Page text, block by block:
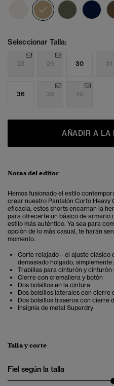
seleccionado
Seleccionar Talla:
28 29 30 31
36 38 40
AÑADIR A LA
Notas del editor
Hemos fusionado el estilo
crear nuestro Pantalón Corto Heavy
eficacia, estos shorts encarnan la
para ofrecerte un básico de armario
estilo más auténtico. Ya sea para
opción de lo más casual, te harán
momento.
Corte relajado – el ajuste clásico
demasiado holgado,
Trabillas para cinturón y cinturón
Cierre con cremallera y botón
Dos bolsillos en la cintura
Dos bolsillos laterales con cierre
Dos bolsillos traseros con cierre
Insignia de metal Superdry
Talla y corte
Fiel según la talla